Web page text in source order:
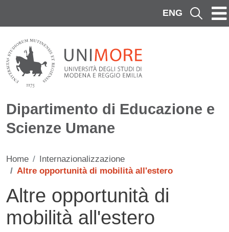
ENG Cerca
Dipartimento di Educazione e
Scienze Umane
Home
Internazionalizzazione
Altre opportunità di mobilità all'estero
Altre opportunità di
mobilità all'estero